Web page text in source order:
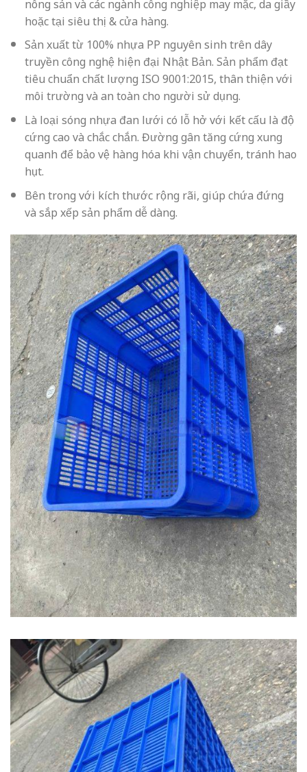
hoặc tại siêu thị & cửa hàng.
Sản xuất từ 100% nhựa PP nguyên sinh trên dây
truyền công nghệ hiện đại Nhật Bản. Sản phẩm đạt
tiêu chuẩn chất lượng ISO 9001:2015, thân thiện với
môi trường và an toàn cho người sử dụng.
Là loại sóng nhựa đan lưới có lỗ hở với kết cấu là độ
cứng cao và chắc chắn. Đường gân tăng cứng xung
quanh để bảo vệ hàng hóa khi vận chuyển, tránh hao
hụt.
Bên trong với kích thước rộng rãi, giúp chứa đứng
và sắp xếp sản phẩm dễ dàng.